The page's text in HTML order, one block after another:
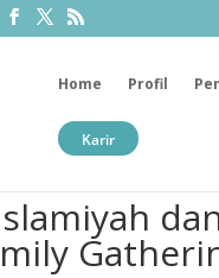
Home Profil
Karir